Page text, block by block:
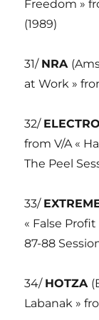
Freedom »
(1989)
31/ NRA
at Work »
32/
from V/A «
The Peel
33/
« False
87-88
34/ HOTZA
Labanak »